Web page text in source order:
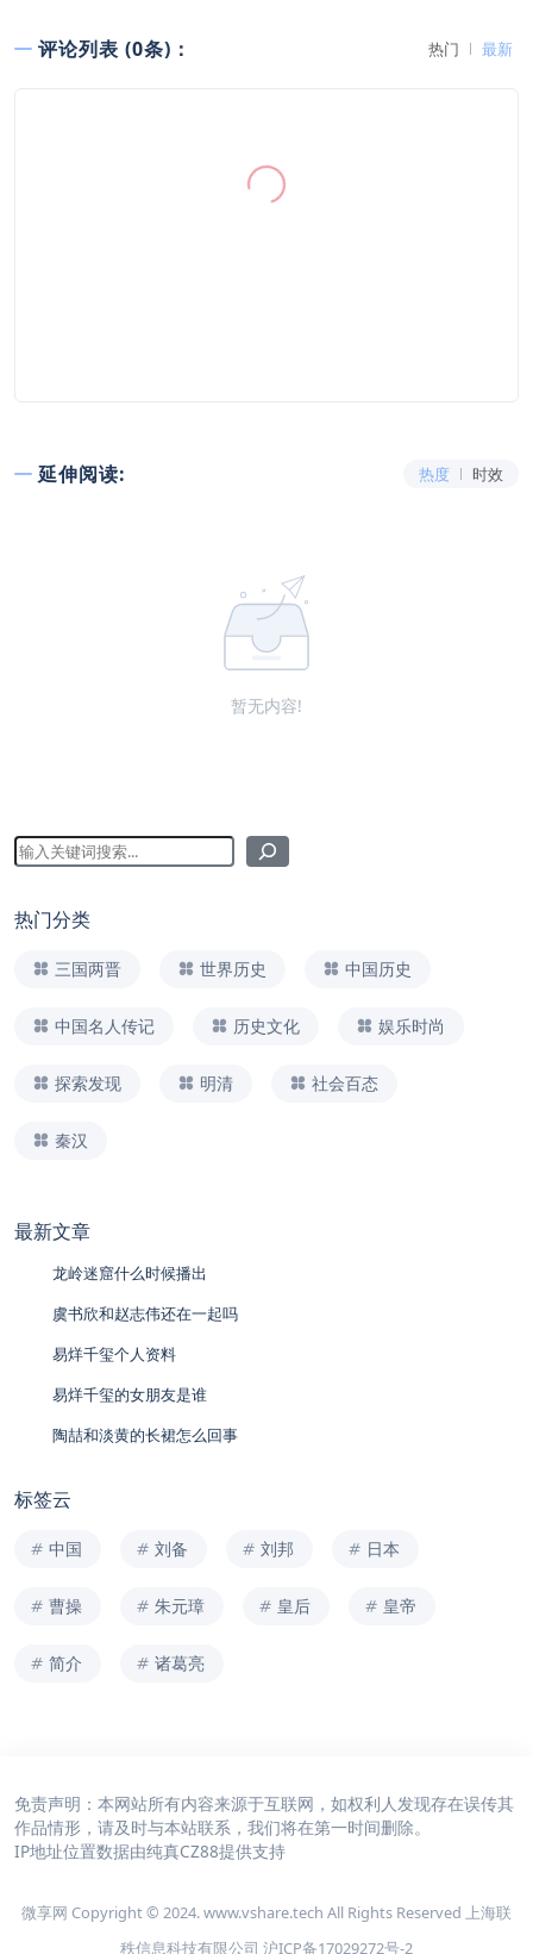
评论列表 (0条)： 热门 最新
延伸阅读: 热度 时效
暂无内容!
热门分类
三国两晋 世界历史 中国历史
中国名人传记 历史文化 娱乐时尚
探索发现 明清 社会百态
秦汉
最新文章
龙岭迷窟什么时候播出
虞书欣和赵志伟还在一起吗
易烊千玺个人资料
易烊千玺的女朋友是谁
陶喆和淡黄的长裙怎么回事
标签云
中国 刘备 刘邦 日本
曹操 朱元璋 皇后 皇帝
简介 诸葛亮
免责声明：本网站所有内容来源于互联网，如权利人发现存在误传其
作品情形，请及时与本站联系，我们将在第一时间删除。
IP地址位置数据由纯真CZ88提供支持
微享网 Copyright © 2024. www.vshare.tech All Rights Reserved 上海联
秩信息科技有限公司 沪ICP备17029272号-2